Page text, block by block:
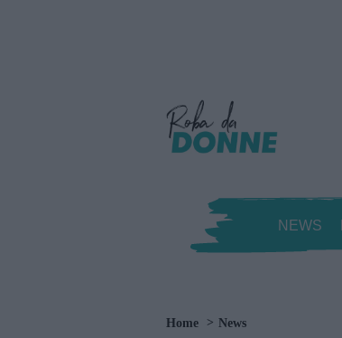
NEWS
Home News